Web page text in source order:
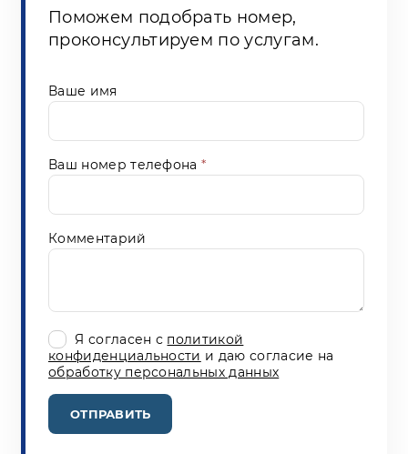
Поможем подобрать номер,
проконсультируем по услугам.
Ваше имя
Ваш номер телефона*
Комментарий
Я согласен с политикой
конфиденциальности и даю согласие на
обработку персональных данных
ОТПРАВИТЬ